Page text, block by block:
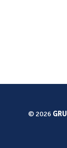
© 2026